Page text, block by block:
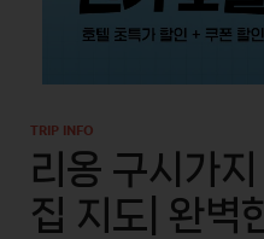
TRIP INFO
리옹 구시가
집 지도| 완벽